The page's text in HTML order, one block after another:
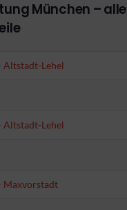
München – alle
Altstadt-Lehel
Altstadt-Lehel
Maxvorstadt